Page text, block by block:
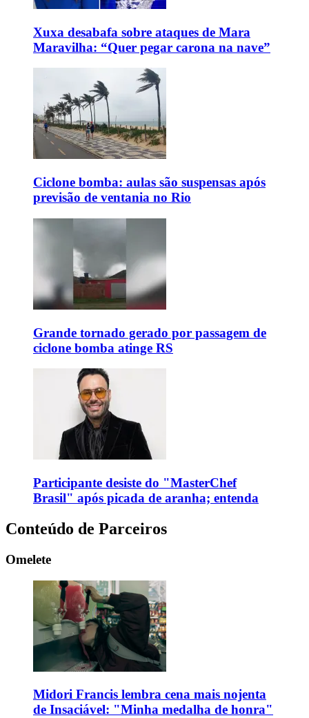
Xuxa desabafa sobre ataques de Mara
Maravilha: “Quer pegar carona na nave”
Ciclone bomba: aulas são suspensas após
previsão de ventania no Rio
Grande tornado gerado por passagem de
ciclone bomba atinge RS
Participante desiste do "MasterChef
Brasil" após picada de aranha; entenda
Conteúdo de Parceiros
Omelete
Midori Francis lembra cena mais nojenta
de Insaciável: "Minha medalha de honra"